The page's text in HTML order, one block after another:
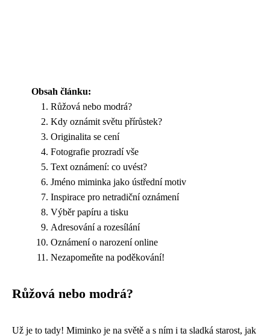
Obsah článku:
Růžová nebo modrá?
Kdy oznámit světu přírůstek?
Originalita se cení
Fotografie prozradí vše
Text oznámení: co uvést?
Jméno miminka jako ústřední motiv
Inspirace pro netradiční oznámení
Výběr papíru a tisku
Adresování a rozesílání
Oznámení o narození online
Nezapomeňte na poděkování!
Růžová nebo modrá?
Už je to tady! Miminko je na světě a s ním i ta sladká starost, jak